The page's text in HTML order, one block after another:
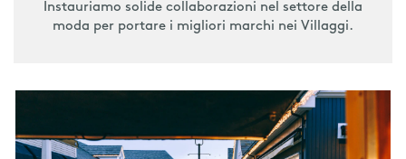
Instauriamo solide collaborazioni nel settore della
moda per portare i migliori marchi nei Villaggi.